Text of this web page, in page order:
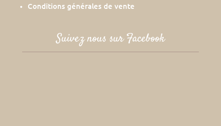
Conditions générales de vente
Suivez nous sur Facebook